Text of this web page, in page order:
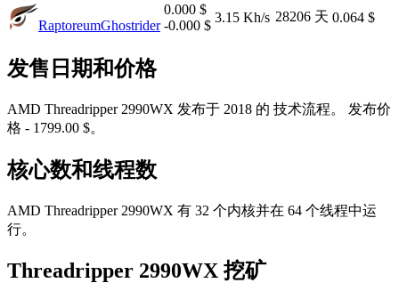
RaptoreumGhostrider
0.000 $
-0.000 $
3.15 Kh/s 28206 天 0.064 $
发售日期和价格
AMD Threadripper 2990WX 发布于 2018 的 技术流程。 发布价
格 - 1799.00 $。
核心数和线程数
AMD Threadripper 2990WX 有 32 个内核并在 64 个线程中运
行。
Threadripper 2990WX 挖矿